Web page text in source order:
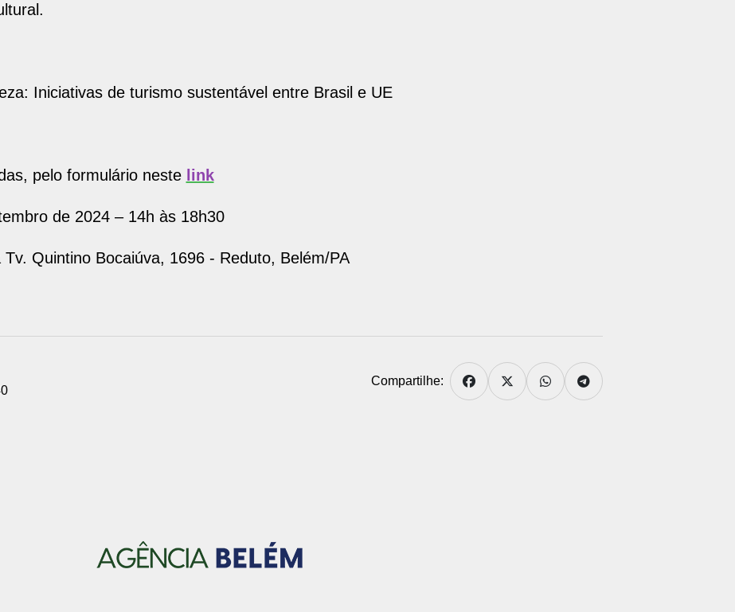
Iniciativas de turismo sustentável entre Brasil e UE
pelo formulário neste link
de 2024 – 14h às 18h30
Quintino Bocaiúva, 1696 - Reduto, Belém/PA
Compartilhe: